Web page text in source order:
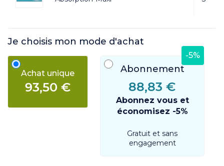
Je choisis mon mode d'achat
Achat unique
93,50 €
Abonnement
-5%
88,83 €
Abonnez vous et
économisez -5%
Gratuit et sans
engagement